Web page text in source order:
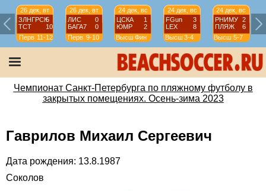
26 дек, вт
ЗЛНГРСК5
ТСТ
10
Перв 11-12
26 дек, вт
ЛИС
0
БАГА7
0
Перв 9-10
24 дек, вс
ЦСКА
1
ЮМР
2
Высш Фин
24 дек, вс
FGun
3
LEX
8
Высш 3-4
24 дек, вс
РНИМУ
2
ПЛЯЖ
6
Высш 5-7
Чемпионат Санкт-Петербурга по пляжному футболу в
закрытых помещениях. Осень-зима 2023
Гаврилов Михаил Сергеевич
Дата рождения: 13.8.1987
Соколов